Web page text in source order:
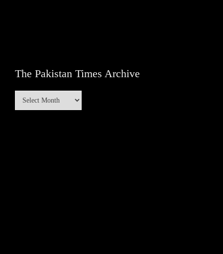
The Pakistan Times Archive
The
Pakistan